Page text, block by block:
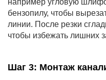
бензопилу, чтобы
линии. После резки
чтобы избежать лишних
Шаг 3: Монтаж